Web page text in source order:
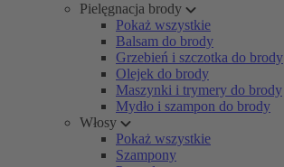
Pielęgnacja brody
Pokaż wszystkie
Balsam do brody
Grzebień i szczotka do brody
Olejek do brody
Maszynki i trymery do brody
Mydło i szampon do brody
Włosy
Pokaż wszystkie
Szampony